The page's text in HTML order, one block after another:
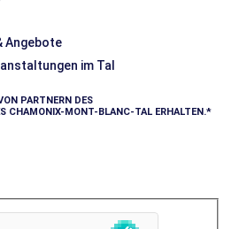
Angebote
im Tal
PARTNERN DES
CHAMONIX-MONT-BLANC-TAL ERHALTEN.